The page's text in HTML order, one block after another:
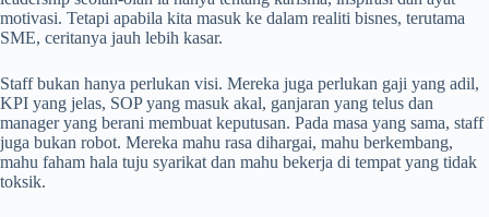
motivasi. Tetapi apabila kita masuk ke dalam realiti bisnes, terutama
SME, ceritanya jauh lebih kasar.
Staff bukan hanya perlukan visi. Mereka juga perlukan gaji yang adil,
KPI yang jelas, SOP yang masuk akal, ganjaran yang telus dan
manager yang berani membuat keputusan. Pada masa yang sama, staff
juga bukan robot. Mereka mahu rasa dihargai, mahu berkembang,
mahu faham hala tuju syarikat dan mahu bekerja di tempat yang tidak
toksik.